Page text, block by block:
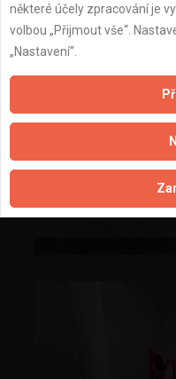
některé účely zpracování je
volbou „Přijmout vše“.
„Nastavení“.